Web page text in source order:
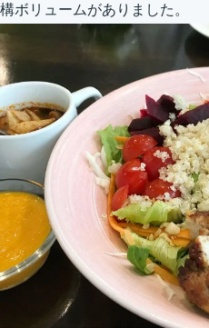
構ボリュームがありました。